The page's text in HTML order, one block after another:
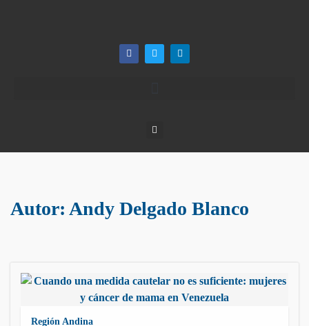
Autor: Andy Delgado Blanco
Región Andina